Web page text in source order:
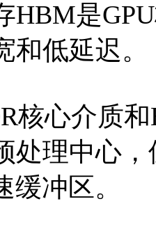
HBM是
和低延迟
核心介质
处理中心
缓冲区。